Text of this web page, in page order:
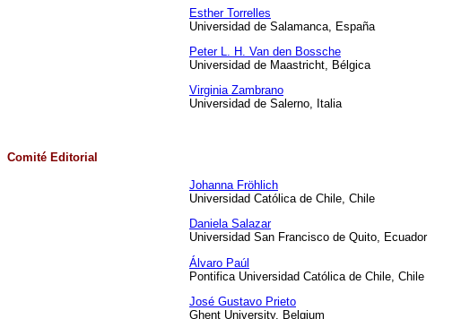
Esther Torrelles
Universidad de Salamanca, España
Peter L. H. Van den Bossche
Universidad de Maastricht, Bélgica
Virginia Zambrano
Universidad de Salerno, Italia
Comité Editorial
Johanna Fröhlich
Universidad Católica de Chile, Chile
Daniela Salazar
Universidad San Francisco de Quito, Ecuador
Álvaro Paúl
Pontifica Universidad Católica de Chile, Chile
José Gustavo Prieto
Ghent University, Belgium